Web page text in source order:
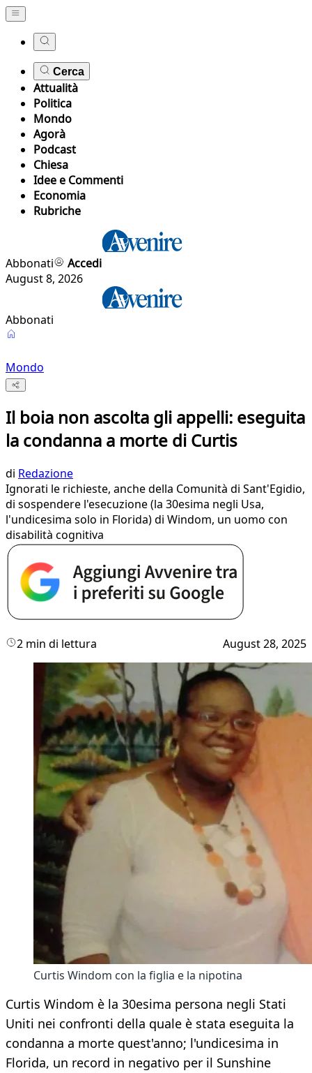
Cerca
Attualità
Politica
Mondo
Agorà
Podcast
Chiesa
Idee e Commenti
Economia
Rubriche
Abbonati
Accedi
August 8, 2026
Abbonati
Mondo
Il boia non ascolta gli appelli: eseguita
la condanna a morte di Curtis
di Redazione
Ignorati le richieste, anche della Comunità di Sant'Egidio,
di sospendere l'esecuzione (la 30esima negli Usa,
l'undicesima solo in Florida) di Windom, un uomo con
disabilità cognitiva
2 min di lettura August 28, 2025
Curtis Windom con la figlia e la nipotina
Curtis Windom è la 30esima persona negli Stati
Uniti nei confronti della quale è stata eseguita la
condanna a morte quest'anno; l'undicesima in
Florida, un record in negativo per il Sunshine